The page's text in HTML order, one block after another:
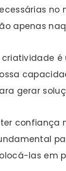
no
apenas
criatividade é
gerar
ter confiança
las em